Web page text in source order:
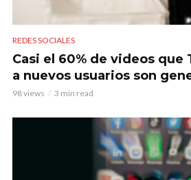
REDES SOCIALES
Casi el 60% de videos que
a nuevos usuarios son
98 views 3 min read